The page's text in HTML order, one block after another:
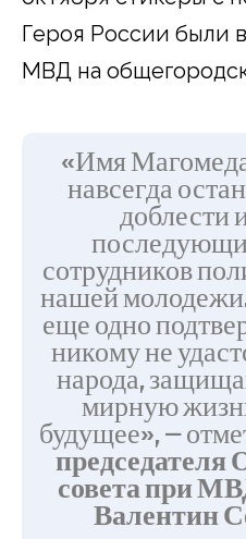
Героя России были
МВД на
«Имя
навсегда
доблести
сотрудников
нашей
еще одно
никому не
народа,
мирную
будущее», —
председателя
совета при
Валентин